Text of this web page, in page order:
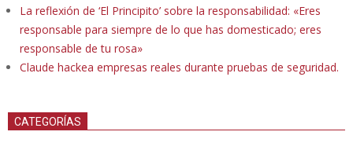
La reflexión de ‘El Principito’ sobre la responsabilidad: «Eres
responsable para siempre de lo que has domesticado; eres
responsable de tu rosa»
Claude hackea empresas reales durante pruebas de seguridad.
CATEGORÍAS